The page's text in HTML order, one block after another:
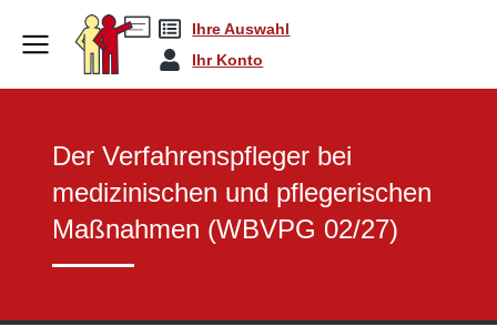
Ihre Auswahl
Ihr Konto
You are here:
Zertifikatslehrgäng… Der Verfahrenspflege…
Der Verfahrenspfleger bei
medizinischen und pflegerischen
Maßnahmen (WBVPG 02/27)